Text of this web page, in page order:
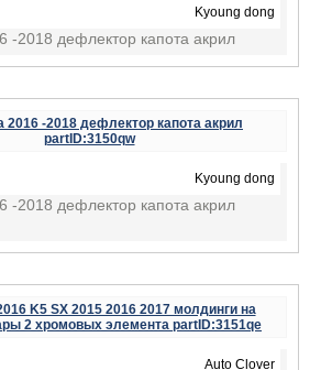
Kyoung dong
-2018 дефлектор капота акрил
Kyoung dong
-2018 дефлектор капота акрил
Auto Clover